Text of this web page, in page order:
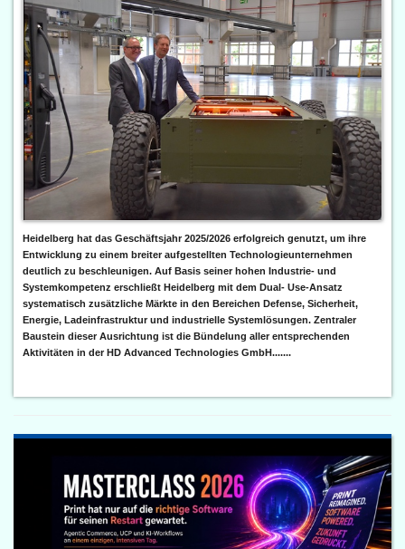
Heidelberg hat das Geschäftsjahr 2025/2026 erfolgreich genutzt, um ihre
Entwicklung zu einem breiter aufgestellten Technologieunternehmen
deutlich zu beschleunigen. Auf Basis seiner hohen Industrie- und
Systemkompetenz erschließt Heidelberg mit dem Dual- Use-Ansatz
systematisch zusätzliche Märkte in den Bereichen Defense, Sicherheit,
Energie, Ladeinfrastruktur und industrielle Systemlösungen. Zentraler
Baustein dieser Ausrichtung ist die Bündelung aller entsprechenden
Aktivitäten in der HD Advanced Technologies GmbH.......